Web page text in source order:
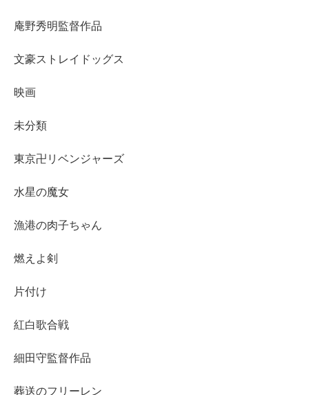
庵野秀明監督作品
文豪ストレイドッグス
映画
未分類
東京卍リベンジャーズ
水星の魔女
漁港の肉子ちゃん
燃えよ剣
片付け
紅白歌合戦
細田守監督作品
葬送のフリーレン